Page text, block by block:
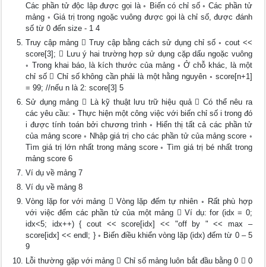
Các phần tử độc lập được gọi là ◦ Biến có chỉ số ◦ Các phần tử
mảng ◦ Giá trị trong ngoặc vuông được gọi là chỉ số, được đánh
số từ 0 đến size - 1 4
Truy cập mảng  Truy cập bằng cách sử dụng chỉ số ◦ cout <<
score[3];  Lưu ý hai trường hợp sử dụng cặp dấu ngoặc vuông
◦ Trong khai báo, là kích thước của mảng ◦ Ở chỗ khác, là một
chỉ số  Chỉ số không cần phải là một hằng nguyên ◦ score[n+1]
= 99; //nếu n là 2: score[3] 5
Sử dụng mảng  Là kỹ thuật lưu trữ hiệu quả  Có thể nêu ra
các yêu cầu: ◦ Thực hiện một công việc với biến chỉ số i trong đó
i được tính toán bởi chương trình ◦ Hiển thị tất cả các phần tử
của mảng score ◦ Nhập giá trị cho các phần tử của mảng score ◦
Tìm giá trị lớn nhất trong mảng score ◦ Tìm giá trị bé nhất trong
mảng score 6
Ví dụ về mảng 7
Ví dụ về mảng 8
Vòng lặp for với mảng  Vòng lặp đếm tự nhiên ◦ Rất phù hợp
với việc đếm các phần tử của một mảng  Ví dụ: for (idx = 0;
idx<5; idx++) { cout << score[idx] << "off by " << max –
score[idx] << endl; } ◦ Biến điều khiển vòng lặp (idx) đếm từ 0 – 5
9
Lỗi thường gặp với mảng  Chỉ số mảng luôn bắt đầu bằng 0  0